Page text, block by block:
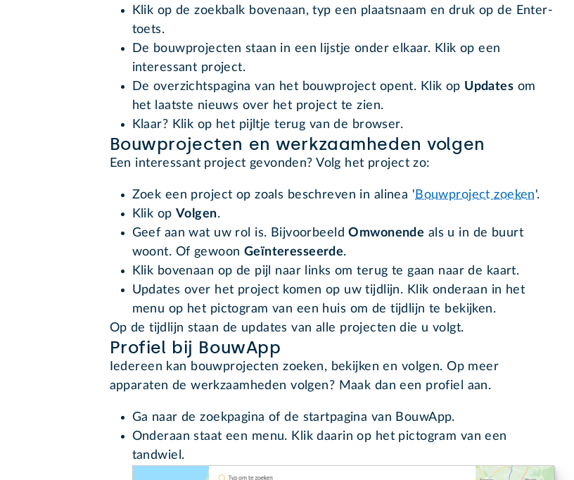
Klik op de zoekbalk bovenaan, typ een plaatsnaam en druk op de Enter-
toets.
De bouwprojecten staan in een lijstje onder elkaar. Klik op een
interessant project.
De overzichtspagina van het bouwproject opent. Klik op Updates om
het laatste nieuws over het project te zien.
Klaar? Klik op het pijltje terug van de browser.
Bouwprojecten en werkzaamheden volgen
Een interessant project gevonden? Volg het project zo:
Zoek een project op zoals beschreven in alinea ' Bouwproject zoeken'.
Klik op Volgen.
Geef aan wat uw rol is. BijvoorbeeldOmwonende als u in de buurt
woont. Of gewoon Geïnteresseerde.
Klik bovenaan op de pijl naar links om terug te gaan naar de kaart.
Updates over het project komen op uw tijdlijn. Klik onderaan in het
menu op het pictogram van een huis om de tijdlijn te bekijken.
Op de tijdlijn staan de updates van alle projecten die u volgt.
Profiel bij BouwApp
Iedereen kan bouwprojecten zoeken, bekijken en volgen. Op meer
apparaten de werkzaamheden volgen? Maak dan een profiel aan.
Ga naar de zoekpagina of de startpagina van BouwApp.
Onderaan staat een menu. Klik daarin op het pictogram van een
tandwiel.